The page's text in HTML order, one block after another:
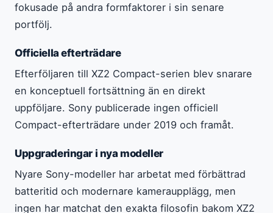
fokusade på andra formfaktorer i sin senare
portfölj.
Officiella efterträdare
Efterföljaren till XZ2 Compact-serien blev snarare
en konceptuell fortsättning än en direkt
uppföljare. Sony publicerade ingen officiell
Compact-efterträdare under 2019 och framåt.
Uppgraderingar i nya modeller
Nyare Sony-modeller har arbetat med förbättrad
batteritid och modernare kameraupplägg, men
ingen har matchat den exakta filosofin bakom XZ2